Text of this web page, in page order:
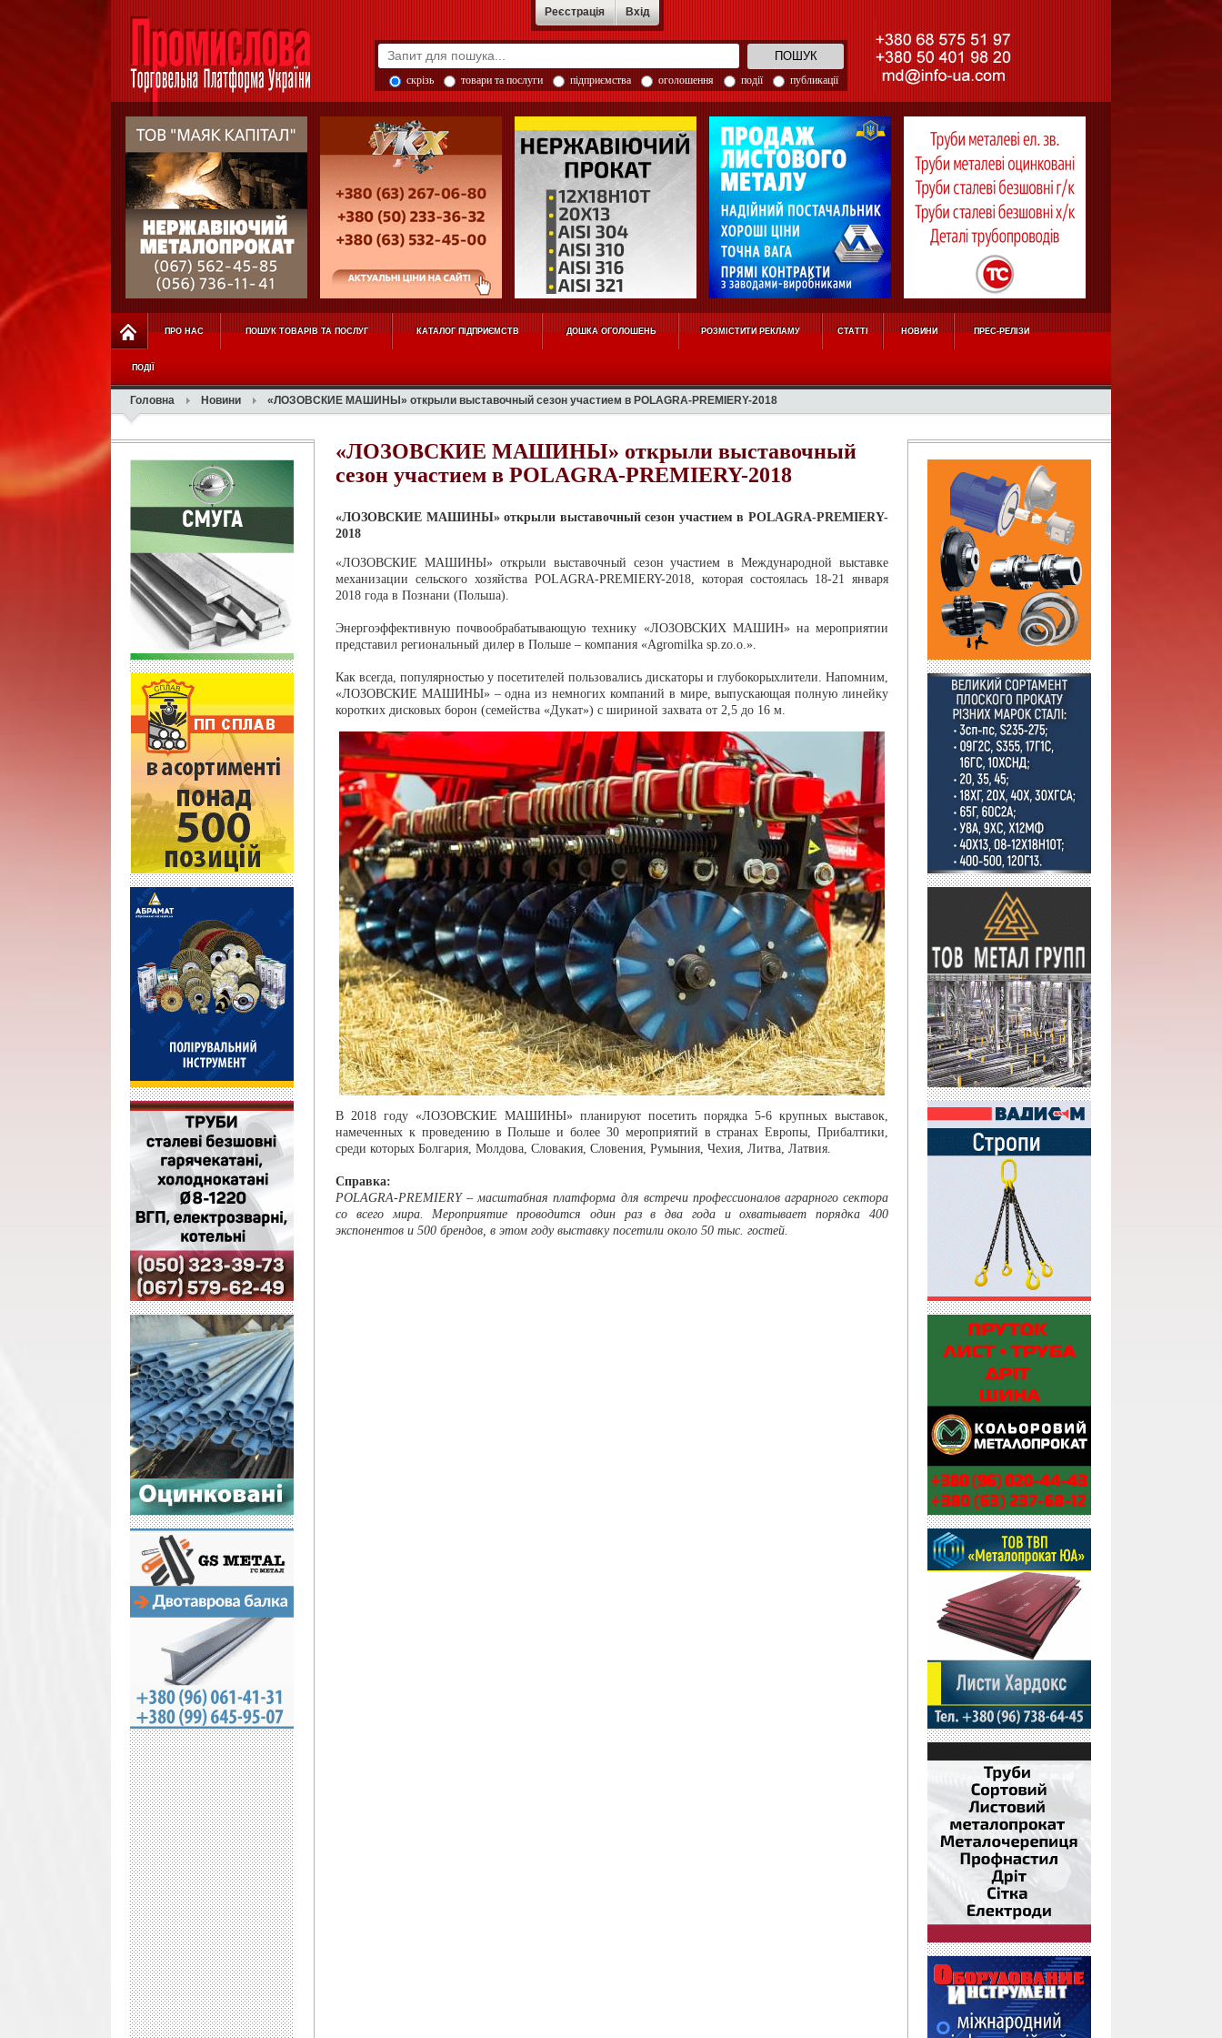
Реєстрація Вхід
скрізь товари та послуги підприємства оголошення події публикації
ПРО НАС ПОШУК ТОВАРІВ ТА ПОСЛУГ КАТАЛОГ ПІДПРИЄМСТВ ДОШКА ОГОЛОШЕНЬ РОЗМІСТИТИ РЕКЛАМУ СТАТТІ НОВИНИ ПРЕС-РЕЛІЗИ
ПОДІЇ
Головна Новини «ЛОЗОВСКИЕ МАШИНЫ» открыли выставочный сезон участием в POLAGRA-PREMIERY-2018
«ЛОЗОВСКИЕ МАШИНЫ» открыли выставочный
сезон участием в POLAGRA-PREMIERY-2018
«ЛОЗОВСКИЕ МАШИНЫ» открыли выставочный сезон участием в POLAGRA-PREMIERY-
2018
«ЛОЗОВСКИЕ МАШИНЫ» открыли выставочный сезон участием в Международной выставке
механизации сельского хозяйства POLAGRA-PREMIERY-2018, которая состоялась 18-21 января
2018 года в Познани (Польша).
Энергоэффективную почвообрабатывающую технику «ЛОЗОВСКИХ МАШИН» на мероприятии
представил региональный дилер в Польше – компания «Agromilka sp.zo.o.».
Как всегда, популярностью у посетителей пользовались дискаторы и глубокорыхлители. Напомним,
«ЛОЗОВСКИЕ МАШИНЫ» – одна из немногих компаний в мире, выпускающая полную линейку
коротких дисковых борон (семейства «Дукат») с шириной захвата от 2,5 до 16 м.
В 2018 году «ЛОЗОВСКИЕ МАШИНЫ» планируют посетить порядка 5-6 крупных выставок,
намеченных к проведению в Польше и более 30 мероприятий в странах Европы, Прибалтики,
среди которых Болгария, Молдова, Словакия, Словения, Румыния, Чехия, Литва, Латвия.
Справка:
POLAGRA-PREMIERY – масштабная платформа для встречи профессионалов аграрного сектора
со всего мира. Мероприятие проводится один раз в два года и охватывает порядка 400
экспонентов и 500 брендов, в этом году выставку посетили около 50 тыс. гостей.